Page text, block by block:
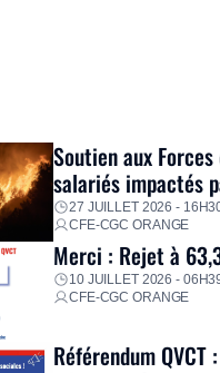
Soutien aux
salariés impactés
27 JUILLET 2026 -
CFE-CGC ORANGE
Merci : Rejet à
10 JUILLET 2026 -
CFE-CGC ORANGE
Référendum QVCT